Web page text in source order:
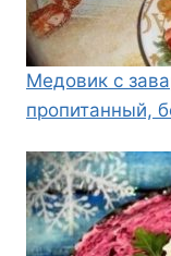
Медовик с
пропитанный,